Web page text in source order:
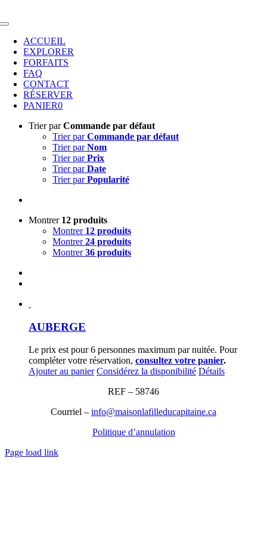
au
Toggle
NavigationACCUEIL
EXPLORER
FORFAITS
FAQ
CONTACT
RÉSERVER
PANIER0
Trier parCommande par défaut
Trier parCommande par défaut
Trier parNom
Trier parPrix
Trier parDate
Trier parPopularité
Montrer 12 produits
Montrer 12 produits
Montrer24 produits
Montrer36 produits
AUBERGE
Le prix est pour 6 personnes maximum par nuitée. Pour
compléter votre réservation, consultez votre panier.
Ajouter au panier Considérez la disponibilité Détails
REF – 58746
Courriel – info@maisonlafilleducapitaine.ca
Politique d’annulation
Page load link